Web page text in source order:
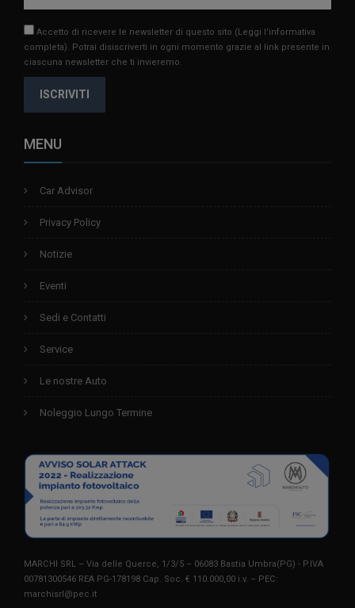
Accetto di ricevere le newsletter di questo sito (Leggi l'informativa
completa). Potrai disiscriverti in ogni momento grazie al link presente in
ciascuna newsletter che ti invieremo.
ISCRIVITI
MENU
Car Advisor
Privacy Policy
Notizie
Eventi
Sedi e Contatti
Service
Le nostre Auto
Noleggio Lungo Termine
MARCHI SRL – Via delle Querce, 1/3/5 – 06083 Bastia Umbra(PG) - P.IVA
00781300546 REA PG-178198 Cap. Soc. € 110.000,00 i.v. – PEC:
marchisrl@pec.it